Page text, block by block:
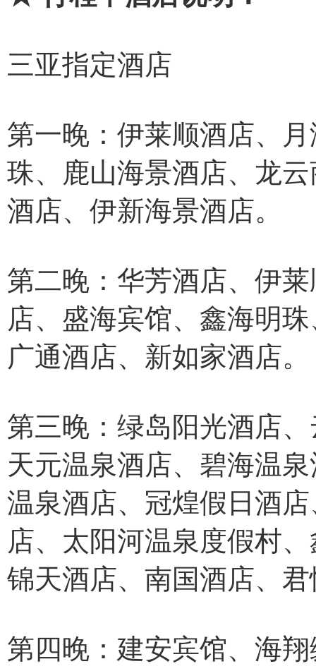
三亚指定酒店
第一晚：伊莱顺酒店、
珠、鹿山海景酒店、龙
酒店、伊新海景酒店。
第二晚：华芳酒店、伊
店、盛海宾馆、鑫海明
广通酒店、新如家酒店。
第三晚：绿岛阳光酒店
天元温泉酒店、碧海温
温泉酒店、冠煌假日酒
店、太阳河温泉度假村
锦天酒店、南国酒店、
第四晚：建安宾馆、海